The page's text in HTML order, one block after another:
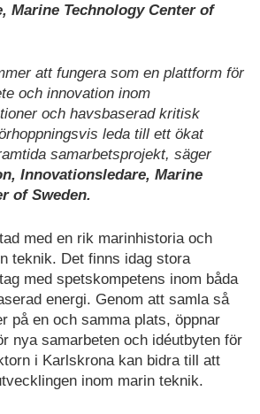
Marine Technology Center of
att fungera som en plattform för
och innovation inom
och havsbaserad kritisk
leda till ett ökat
samarbetsprojekt, säger
Innovationsledare, Marine
of Sweden.
med en rik marinhistoria och
teknik. Det finns idag stora
med spetskompetens inom båda
energi. Genom att samla så
på en och samma plats, öppnar
nya samarbeten och idéutbyten för
i Karlskrona kan bidra till att
inom marin teknik.